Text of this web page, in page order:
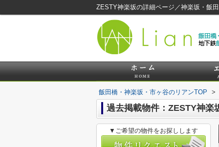
ZESTY神楽坂の詳細ページ／神楽坂・飯
飯田橋・神楽坂・市ヶ谷のリアンTOP >
過去掲載物件：ZESTY神楽
▼ご希望の物件をお探しします